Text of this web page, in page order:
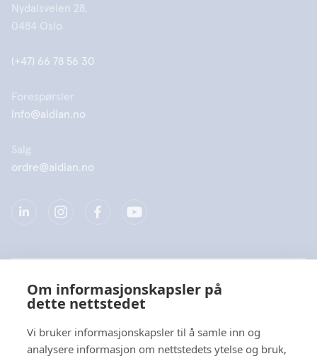
Om informasjonskapsler på
dette nettstedet
Vi bruker informasjonskapsler til å samle inn og
analysere informasjon om nettstedets ytelse og bruk,
Nydalsveien 28,
0484 Oslo
(+47) 66 78 56 30
Forespørsler
info@aidian.no
Salg
ordre@aidian.no
Produkter
Hurtiglenke